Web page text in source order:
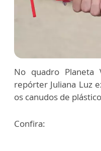
No quadro Planeta
repórter Juliana Luz
os canudos de
Confira: